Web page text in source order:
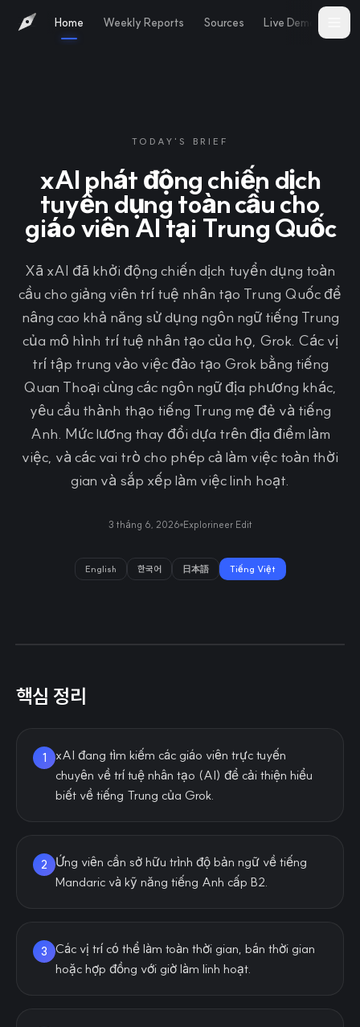
Home Weekly Reports Sources Live Demo
TODAY'S BRIEF
xAI phát động chiến dịch
tuyển dụng toàn cầu cho
giáo viên AI tại Trung Quốc
Xã xAI đã khởi động chiến dịch tuyển dụng toàn
cầu cho giảng viên trí tuệ nhân tạo Trung Quốc để
nâng cao khả năng sử dụng ngôn ngữ tiếng Trung
của mô hình trí tuệ nhân tạo của họ, Grok. Các vị
trí tập trung vào việc đào tạo Grok bằng tiếng
Quan Thoại cùng các ngôn ngữ địa phương khác,
yêu cầu thành thạo tiếng Trung mẹ đẻ và tiếng
Anh. Mức lương thay đổi dựa trên địa điểm làm
việc, và các vai trò cho phép cả làm việc toàn thời
gian và sắp xếp làm việc linh hoạt.
3 tháng 6, 2026 Explorineer Edit
English 한국어 日本語 Tiếng Việt
핵심 정리
1
xAI đang tìm kiếm các giáo viên trực tuyến
chuyên về trí tuệ nhân tạo (AI) để cải thiện hiểu
biết về tiếng Trung của Grok.
2
Ứng viên cần sở hữu trình độ bản ngữ về tiếng
Mandaric và kỹ năng tiếng Anh cấp B2.
3
Các vị trí có thể làm toàn thời gian, bán thời gian
hoặc hợp đồng với giờ làm linh hoạt.